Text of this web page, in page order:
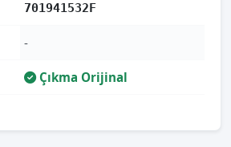
701941532F
-
Çıkma Orijinal